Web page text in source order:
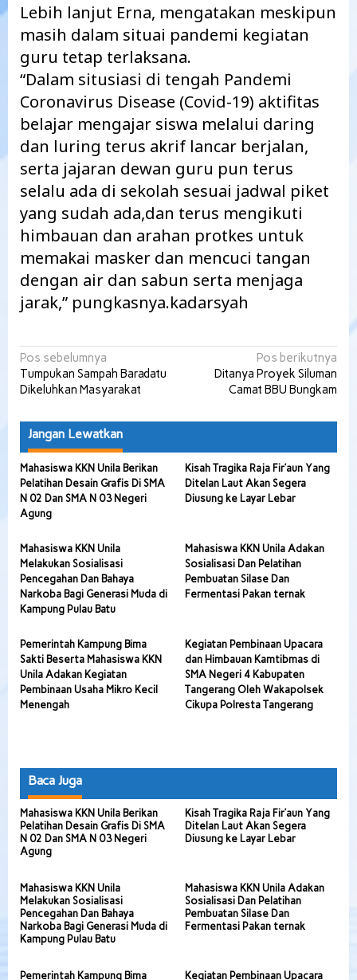
Lebih lanjut Erna, mengatakan meskipun
masih dalam situai pandemi kegiatan
guru tetap terlaksana.
“Dalam situsiasi di tengah Pandemi
Coronavirus Disease (Covid-19) aktifitas
belajar mengajar siswa melalui daring
dan luring terus akrif lancar berjalan,
serta jajaran dewan guru pun terus
selalu ada di sekolah sesuai jadwal piket
yang sudah ada,dan terus mengikuti
himbauan dan arahan protkes untuk
memakai masker dan mencuci tangan
dengan air dan sabun serta menjaga
jarak,” pungkasnya.kadarsyah
Navigasi
pos
Pos sebelumnya
Tumpukan Sampah Baradatu
Dikeluhkan Masyarakat
Pos berikutnya
Ditanya Proyek Siluman
Camat BBU Bungkam
Jangan Lewatkan
Mahasiswa KKN Unila Berikan
Pelatihan Desain Grafis Di SMA
N 02 Dan SMA N 03 Negeri
Agung
Kisah Tragika Raja Fir’aun Yang
Ditelan Laut Akan Segera
Diusung ke Layar Lebar
Mahasiswa KKN Unila
Melakukan Sosialisasi
Pencegahan Dan Bahaya
Narkoba Bagi Generasi Muda di
Kampung Pulau Batu
Mahasiswa KKN Unila Adakan
Sosialisasi Dan Pelatihan
Pembuatan Silase Dan
Fermentasi Pakan ternak
Pemerintah Kampung Bima
Sakti Beserta Mahasiswa KKN
Unila Adakan Kegiatan
Pembinaan Usaha Mikro Kecil
Menengah
Kegiatan Pembinaan Upacara
dan Himbauan Kamtibmas di
SMA Negeri 4 Kabupaten
Tangerang Oleh Wakapolsek
Cikupa Polresta Tangerang
Baca Juga
Mahasiswa KKN Unila Berikan
Pelatihan Desain Grafis Di SMA
N 02 Dan SMA N 03 Negeri
Agung
Kisah Tragika Raja Fir’aun Yang
Ditelan Laut Akan Segera
Diusung ke Layar Lebar
Mahasiswa KKN Unila
Melakukan Sosialisasi
Pencegahan Dan Bahaya
Narkoba Bagi Generasi Muda di
Kampung Pulau Batu
Mahasiswa KKN Unila Adakan
Sosialisasi Dan Pelatihan
Pembuatan Silase Dan
Fermentasi Pakan ternak
Pemerintah Kampung Bima Kegiatan Pembinaan Upacara